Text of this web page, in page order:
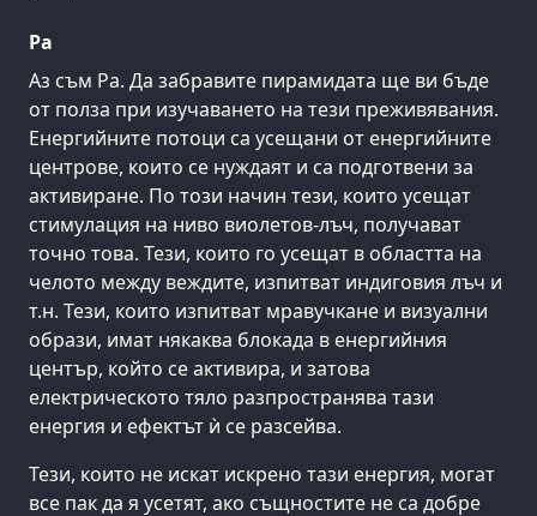
Ра
Аз съм Ра. Да забравите пирамидата ще ви бъде
от полза при изучаването на тези преживявания.
Енергийните потоци са усещани от енергийните
центрове, които се нуждаят и са подготвени за
активиране. По този начин тези, които усещат
стимулация на ниво виолетов-лъч, получават
точно това. Тези, които го усещат в областта на
челото между веждите, изпитват индиговия лъч и
т.н. Тези, които изпитват мравучкане и визуални
образи, имат някаква блокада в енергийния
център, който се активира, и затова
електрическото тяло разпространява тази
енергия и ефектът ѝ се разсейва.
Тези, които не искат искрено тази енергия, могат
все пак да я усетят, ако същностите не са добре